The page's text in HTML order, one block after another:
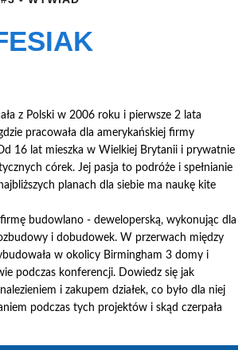
z Polski w 2006 roku i pierwsze 2 lata
pracowała dla amerykańskiej firmy
16 lat mieszka w Wielkiej Brytanii i prywatnie
córek. Jej pasja to podróże i spełnianie
planach dla siebie ma naukę kite
budowlano - deweloperską, wykonując dla
i dobudowek. W przerwach między
w okolicy Birmingham 3 domy i
podczas konferencji. Dowiedz się jak
i zakupem działek, co było dla niej
podczas tych projektów i skąd czerpała